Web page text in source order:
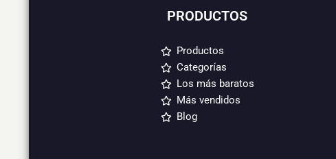
PRODUCTOS
Productos
Categorías
Los más baratos
Más vendidos
Blog